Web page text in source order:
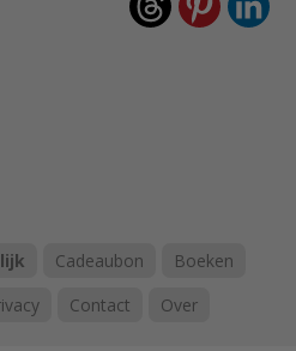
Cadeaubon
Boeken
Contact Over